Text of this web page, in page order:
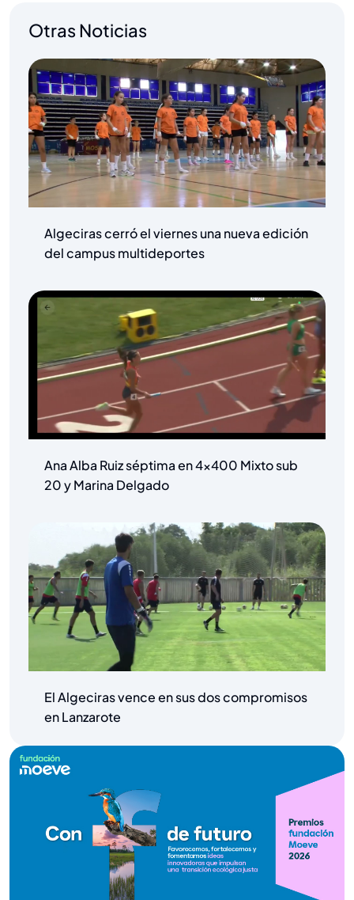
Otras Noticias
Algeciras cerró el viernes una nueva edición
del campus multideportes
Ana Alba Ruiz séptima en 4×400 Mixto sub
20 y Marina Delgado
El Algeciras vence en sus dos compromisos
en Lanzarote